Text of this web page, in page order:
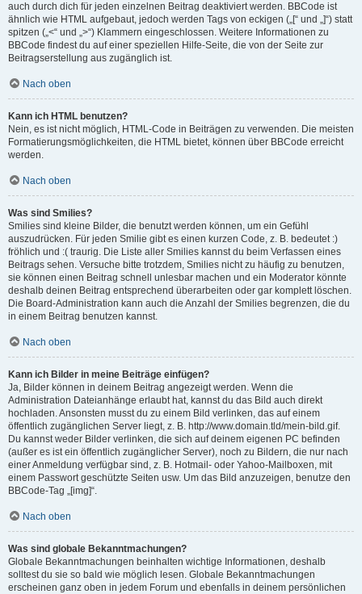
auch durch dich für jeden einzelnen Beitrag deaktiviert werden. BBCode ist
ähnlich wie HTML aufgebaut, jedoch werden Tags von eckigen („[“ und „]“) statt
spitzen („<“ und „>“) Klammern eingeschlossen. Weitere Informationen zu
BBCode findest du auf einer speziellen Hilfe-Seite, die von der Seite zur
Beitragserstellung aus zugänglich ist.
Nach oben
Kann ich HTML benutzen?
Nein, es ist nicht möglich, HTML-Code in Beiträgen zu verwenden. Die meisten
Formatierungsmöglichkeiten, die HTML bietet, können über BBCode erreicht
werden.
Nach oben
Was sind Smilies?
Smilies sind kleine Bilder, die benutzt werden können, um ein Gefühl
auszudrücken. Für jeden Smilie gibt es einen kurzen Code, z. B. bedeutet :)
fröhlich und :( traurig. Die Liste aller Smilies kannst du beim Verfassen eines
Beitrags sehen. Versuche bitte trotzdem, Smilies nicht zu häufig zu benutzen,
sie können einen Beitrag schnell unlesbar machen und ein Moderator könnte
deshalb deinen Beitrag entsprechend überarbeiten oder gar komplett löschen.
Die Board-Administration kann auch die Anzahl der Smilies begrenzen, die du
in einem Beitrag benutzen kannst.
Nach oben
Kann ich Bilder in meine Beiträge einfügen?
Ja, Bilder können in deinem Beitrag angezeigt werden. Wenn die
Administration Dateianhänge erlaubt hat, kannst du das Bild auch direkt
hochladen. Ansonsten musst du zu einem Bild verlinken, das auf einem
öffentlich zugänglichen Server liegt, z. B. http://www.domain.tld/mein-bild.gif.
Du kannst weder Bilder verlinken, die sich auf deinem eigenen PC befinden
(außer es ist ein öffentlich zugänglicher Server), noch zu Bildern, die nur nach
einer Anmeldung verfügbar sind, z. B. Hotmail- oder Yahoo-Mailboxen, mit
einem Passwort geschützte Seiten usw. Um das Bild anzuzeigen, benutze den
BBCode-Tag „[img]“.
Nach oben
Was sind globale Bekanntmachungen?
Globale Bekanntmachungen beinhalten wichtige Informationen, deshalb
solltest du sie so bald wie möglich lesen. Globale Bekanntmachungen
erscheinen ganz oben in jedem Forum und ebenfalls in deinem persönlichen